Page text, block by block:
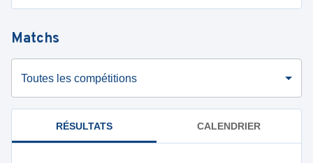
Matchs
Toutes les compétitions
RÉSULTATS CALENDRIER